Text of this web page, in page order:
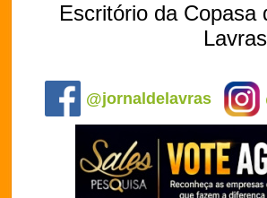
Escritório da Copasa
@jornaldelavras